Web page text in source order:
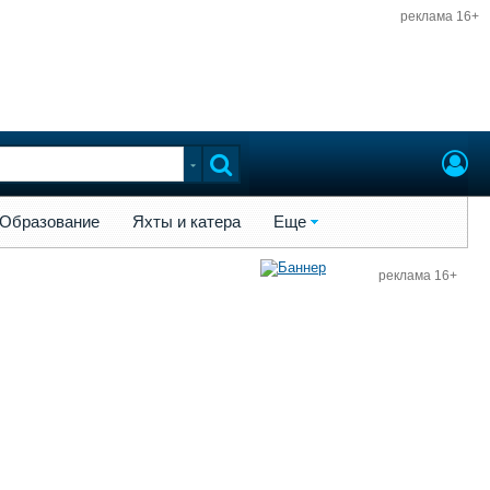
реклама 16+
Образование Яхты и катера Еще
реклама 16+